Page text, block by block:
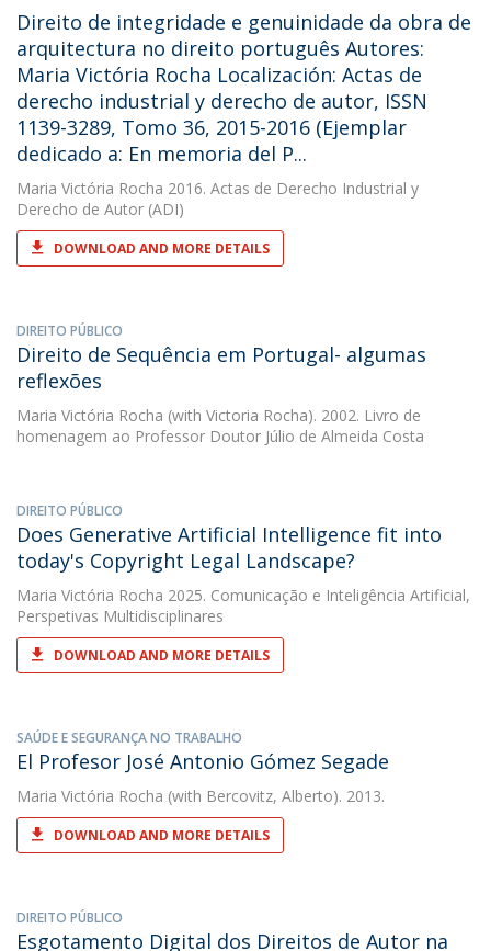
Direito de integridade e genuinidade da obra de
arquitectura no direito português Autores:
Maria Victória Rocha Localización: Actas de
derecho industrial y derecho de autor, ISSN
1139-3289, Tomo 36, 2015-2016 (Ejemplar
dedicado a: En memoria del P...
Maria Victória Rocha 2016. Actas de Derecho Industrial y
Derecho de Autor (ADI)
DOWNLOAD AND MORE DETAILS
DIREITO PÚBLICO
Direito de Sequência em Portugal- algumas
reflexões
Maria Victória Rocha (with Victoria Rocha). 2002. Livro de
homenagem ao Professor Doutor Júlio de Almeida Costa
DIREITO PÚBLICO
Does Generative Artificial Intelligence fit into
today's Copyright Legal Landscape?
Maria Victória Rocha 2025. Comunicação e Inteligência Artificial,
Perspetivas Multidisciplinares
DOWNLOAD AND MORE DETAILS
SAÚDE E SEGURANÇA NO TRABALHO
El Profesor José Antonio Gómez Segade
Maria Victória Rocha (with Bercovitz, Alberto). 2013.
DOWNLOAD AND MORE DETAILS
DIREITO PÚBLICO
Esgotamento Digital dos Direitos de Autor na